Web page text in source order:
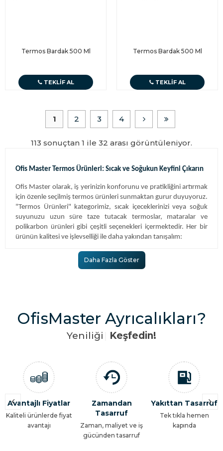
Termos Bardak 500 Ml
TEKLIF AL
Termos Bardak 500 Ml
TEKLIF AL
1 2 3 4
113 sonuçtan 1 ile 32 arası görüntüleniyor.
Ofis Master Termos Ürünleri: Sıcak ve Soğukun Keyfini Çıkarın
Ofis Master olarak, iş yerinizin konforunu ve pratikliğini artırmak
için özenle seçilmiş termos ürünleri sunmaktan gurur duyuyoruz.
"Termos Ürünleri" kategorimiz, sıcak içeceklerinizi veya soğuk
suyunuzu uzun süre taze tutacak termoslar, mataralar ve
polikarbon ürünleri gibi çeşitli seçenekleri içermektedir. Her bir
ürünün kalitesi ve işlevselliği ile daha yakından tanışalım:
Termoslar: İçeceğinizin Sıcaklığını Uzun Süre Korur
günlük yaşamınızın ayrılmaz bir parçası olur.
Mataralar: Sıvı İhtiyacınızı Her Yerde Karşılar
salonundan ofise, seyahatten günlük yaşama kadar her yerde
pratik kullanım sunar. Sızdırmaz kapağı ile sıvıları güvenli bir
şekilde taşımanıza yardımcı olur.
Polikarbon Ürünler: Hafif ve Dayanıklı Çözümler
Ofis Master polikarbon ürünleri, hafif ve dayanıklı malzemeden
üretilmiştir. Bu ürünler, darbelere karşı direnç gösterirken aynı
zamanda hafifliği sayesinde taşıması kolaydır. Polikarbon
Daha Fazla Göster
OfisMaster Ayrıcalıkları?
Yeniliği Keşfedin!
Avantajlı Fiyatlar
Kaliteli ürünlerde fiyat
avantajı
Zamandan
Tasarruf
Zaman, maliyet ve iş
gücünden tasarruf
Yakıttan Tasarruf
Tek tıkla hemen
kapında